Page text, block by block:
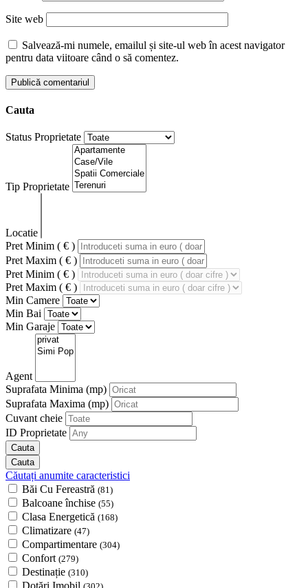
Site web
Salvează-mi numele, emailul și site-ul web în acest navigator
pentru data viitoare când o să comentez.
Cauta
Status Proprietate
Tip Proprietate
Locatie
Pret Minim ( € )
Pret Maxim ( € )
Pret Minim ( € )
Pret Maxim ( € )
Min Camere
Min Bai
Min Garaje
Agent
Suprafata Minima (mp)
Suprafata Maxima (mp)
Cuvant cheie
ID Proprietate
Căutați anumite caracteristici
Băi Cu Fereastră (81)
Balcoane închise (55)
Clasa Energetică (168)
Climatizare (47)
Compartimentare (304)
Confort (279)
Destinație (310)